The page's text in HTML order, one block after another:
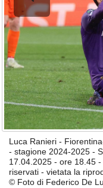
Luca Ranieri -
- stagione 2024-2025 -
17.04.2025 - ore 18.45
riservati - vietata la
© Foto di Federico De